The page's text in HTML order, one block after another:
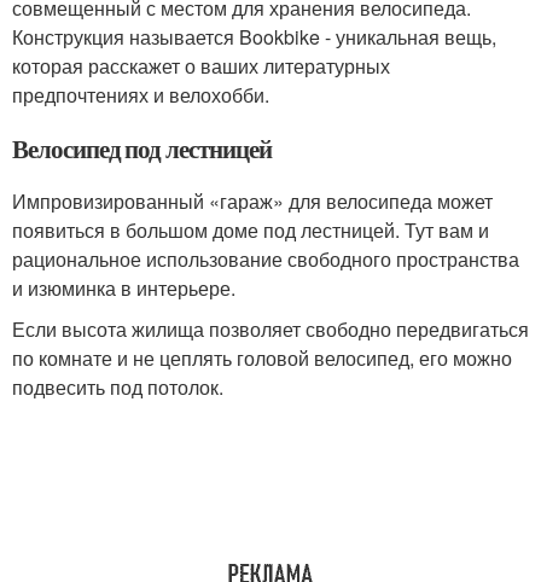
совмещенный с местом для хранения велосипеда.
Конструкция называется Bookbike - уникальная вещь,
которая расскажет о ваших литературных
предпочтениях и велохобби.
Велосипед под лестницей
Импровизированный «гараж» для велосипеда может
появиться в большом доме под лестницей. Тут вам и
рациональное использование свободного пространства
и изюминка в интерьере.
Если высота жилища позволяет свободно передвигаться
по комнате и не цеплять головой велосипед, его можно
подвесить под потолок.